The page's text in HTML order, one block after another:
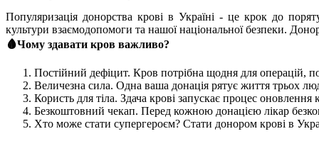
Популяризація донорства крові в Україні - це крок до
культури взаємодопомоги та нашої національної безпеки.
🩸Чому здавати кров важливо?
Постійний дефіцит. Кров потрібна щодня для операцій,
Величезна сила. Одна ваша донація рятує життя трьох
Користь для тіла. Здача крові запускає процес оновлення
Безкоштовний чекап. Перед кожною донацією лікар
Хто може стати супергероєм? Стати донором крові в